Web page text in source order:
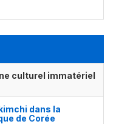
culturel immatériel
dans la
de Corée